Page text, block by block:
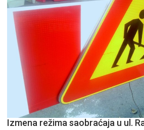
Izmena režima saobraćaja u ul.